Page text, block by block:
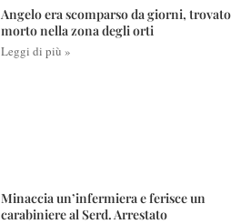
Angelo era scomparso da giorni, trovato
morto nella zona degli orti
Leggi di più »
Minaccia un’infermiera e ferisce un
carabiniere al Serd. Arrestato